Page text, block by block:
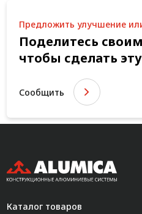
Предложить улучшение
Поделитесь
чтобы сделать
Сообщить
Каталог товаров